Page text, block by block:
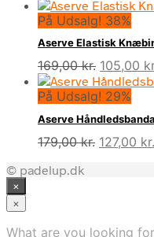
pris
var:
499,00
På Udsalg! 38%
Aserve Elastisk
169,00kr. Den
pris
var:
169,00
105,00
På Udsalg! 29%
Aserve
179,00kr. Den
127,00 kr.
© padelup.dk
×
×
What are you looking